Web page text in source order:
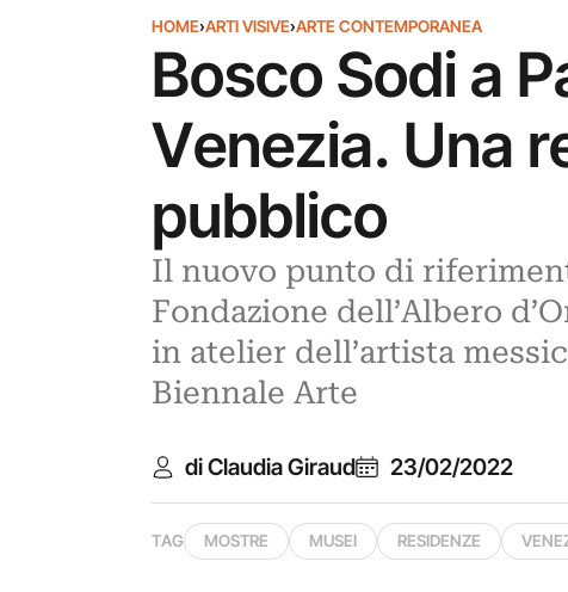
HOME›ARTI VISIVE›ARTE CONTEMPORANEA
Bosco Sodi a
Venezia. Una
pubblico
Il nuovo punto di
Fondazione dell’Albero
in atelier dell’artista
Biennale Arte
di Claudia Giraud 23/02/2022
TAG MOSTRE MUSEI RESIDENZE